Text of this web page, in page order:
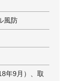
風防
年9月）、取